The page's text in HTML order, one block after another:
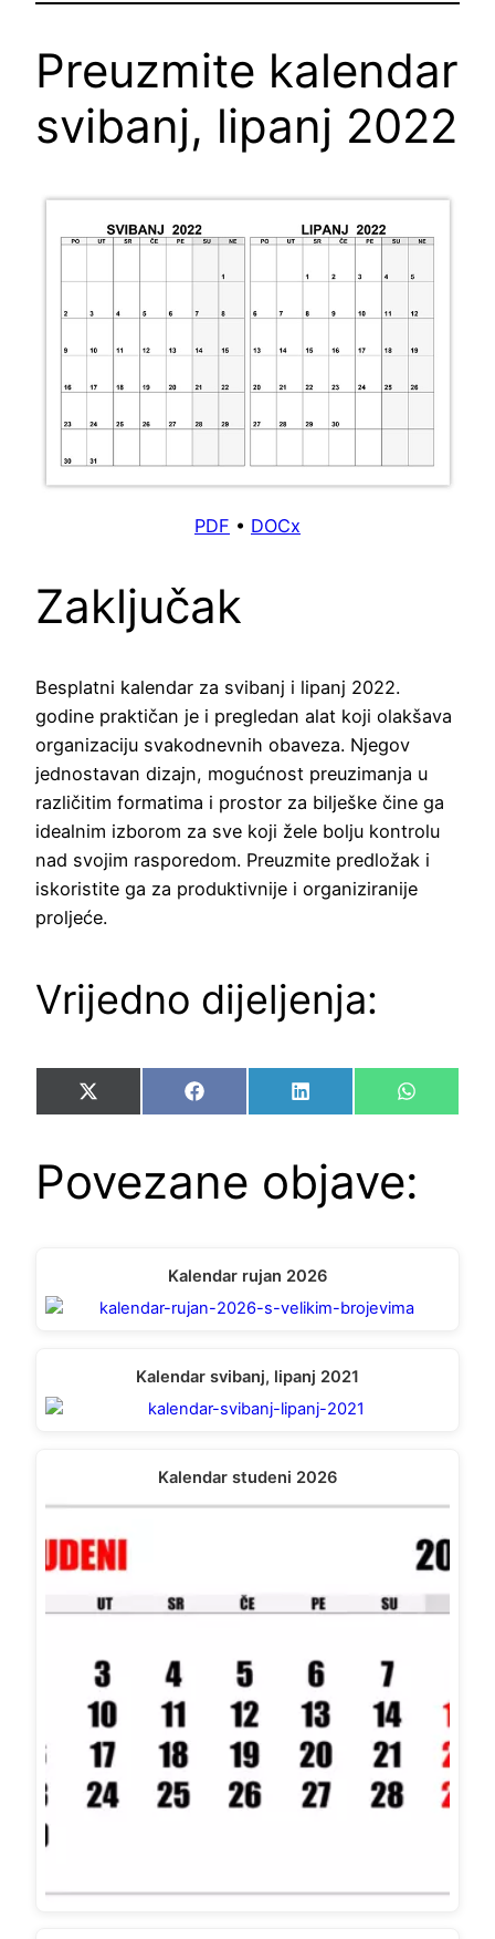
Preuzmite kalendar
svibanj, lipanj 2022
PDF • DOCx
Zaključak
Besplatni kalendar za svibanj i lipanj 2022.
godine praktičan je i pregledan alat koji olakšava
organizaciju svakodnevnih obaveza. Njegov
jednostavan dizajn, mogućnost preuzimanja u
različitim formatima i prostor za bilješke čine ga
idealnim izborom za sve koji žele bolju kontrolu
nad svojim rasporedom. Preuzmite predložak i
iskoristite ga za produktivnije i organiziranije
proljeće.
Vrijedno dijeljenja:
Share
on
X
(Twitter)
Share
on
Facebook
Share
on
LinkedIn
Share
on
Povezane objave:
Kalendar rujan 2026
Kalendar svibanj, lipanj 2021
Kalendar studeni 2026